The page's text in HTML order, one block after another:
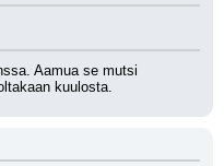
Aamua se mutsi
kuulosta.